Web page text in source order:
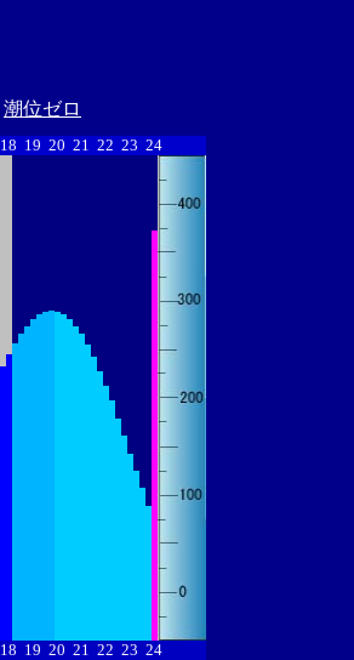
潮位ゼロ
18 19 20 21 22 23 24
18 19 20 21 22 23 24